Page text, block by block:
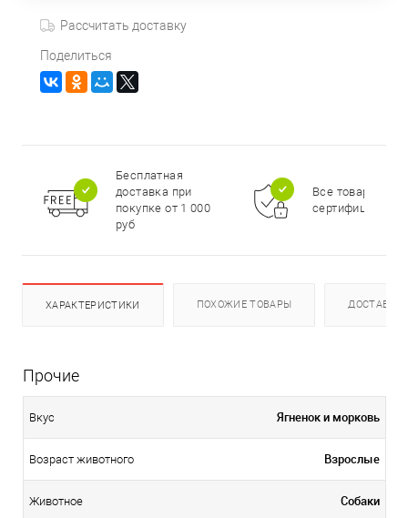
Рассчитать доставку
Поделиться
Бесплатная
доставка при
покупке от 1 000
руб
Все товары
ХАРАКТЕРИСТИКИ ПОХОЖИЕ ТОВАРЫ ДОСТАВКА
Прочие
Вкус Ягненок и морковь
Возраст животного Взрослые
Животное Собаки